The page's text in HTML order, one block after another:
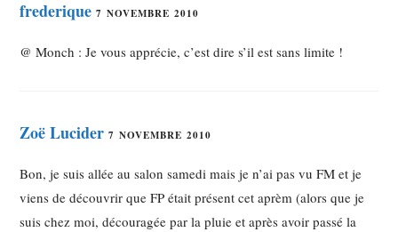
frederique 7 NOVEMBRE 2010
@ Monch : Je vous apprécie, c’est dire s’il est sans limite !
Zoë Lucider 7 NOVEMBRE 2010
Bon, je suis allée au salon samedi mais je n’ai pas vu FM et je
viens de découvrir que FP était présent cet aprèm (alors que je
suis chez moi, découragée par la pluie et après avoir passé la